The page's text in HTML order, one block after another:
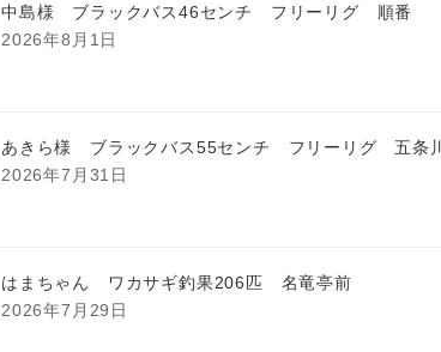
中島様 ブラックバス46センチ フリーリグ 順番
2026年8月1日
あきら様 ブラックバス55センチ フリーリグ 五条川
2026年7月31日
はまちゃん ワカサギ釣果206匹 名竜亭前
2026年7月29日